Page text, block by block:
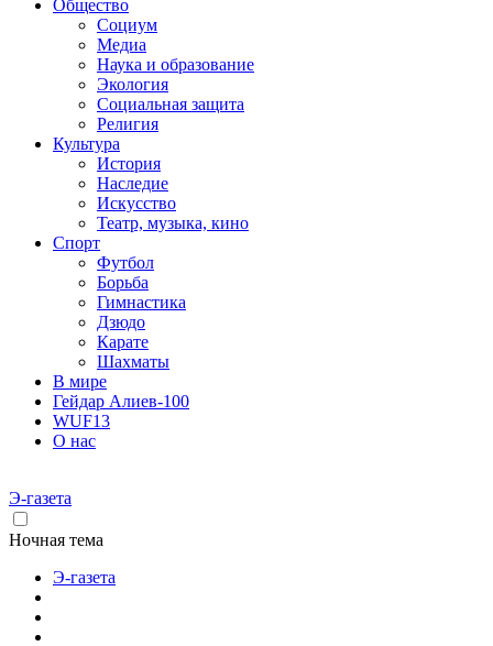
Общество
Социум
Медиа
Наука и образование
Экология
Социальная защита
Религия
Культура
История
Наследие
Искусство
Театр, музыка, кино
Спорт
Футбол
Борьба
Гимнастика
Дзюдо
Карате
Шахматы
В мире
Гейдар Алиев-100
WUF13
О нас
Э-газета
Ночная тема
Э-газета